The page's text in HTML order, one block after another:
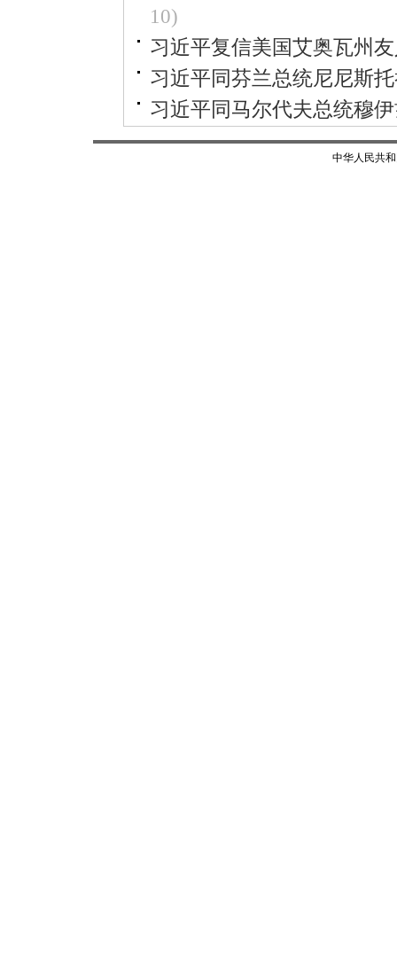
10)
习近平复信美国艾奥瓦州
习近平同芬兰总统尼尼斯
习近平同马尔代夫总统穆
中华人民共